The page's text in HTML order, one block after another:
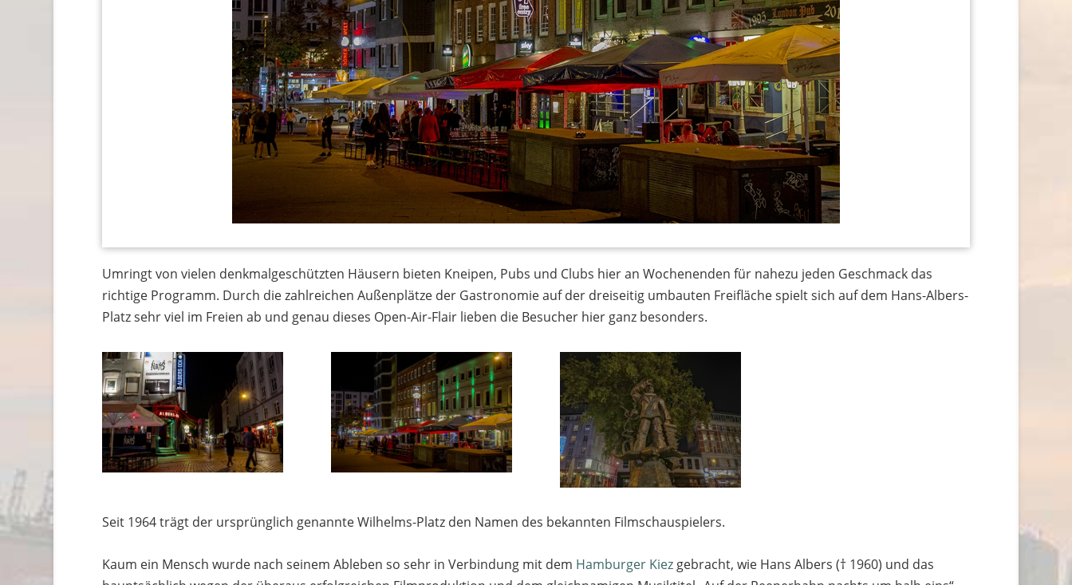
Umringt von vielen denkmalgeschützten Häusern bieten Kneipen, Pubs und Clubs hier an Wochenenden für nahezu jeden Geschmack das
richtige Programm. Durch die zahlreichen Außenplätze der Gastronomie auf der dreiseitig umbauten Freifläche spielt sich auf dem Hans-Albers-
Platz sehr viel im Freien ab und genau dieses Open-Air-Flair lieben die Besucher hier ganz besonders.
Seit 1964 trägt der ursprünglich genannte Wilhelms-Platz den Namen des bekannten Filmschauspielers.
Kaum ein Mensch wurde nach seinem Ableben so sehr in Verbindung mit dem Hamburger Kiezgebracht, wie Hans Albers († 1960) und das